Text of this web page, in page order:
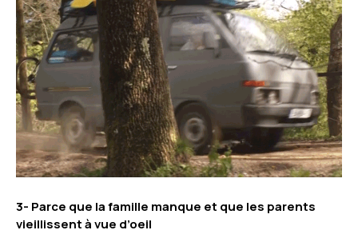
3- Parce que la famille manque et que les parents
vieillissent à vue d’oeil